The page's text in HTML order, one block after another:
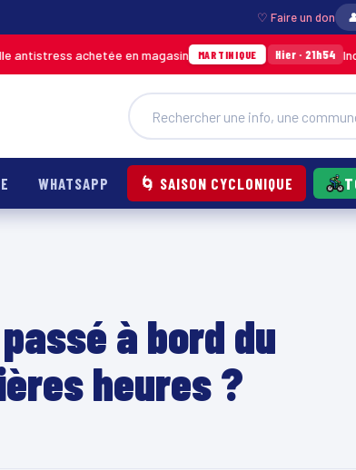
♡ Faire un don
en magasin MARTINIQUE Hier · 21h54 Incendie à
WHATSAPP 🌀 SAISON CYCLONIQUE
à bord du
heures ?